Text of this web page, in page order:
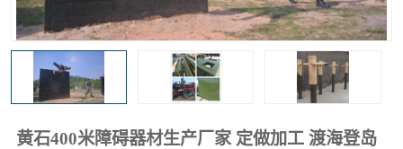
黄石400米障碍器材生产厂家 定做加工 渡海登岛